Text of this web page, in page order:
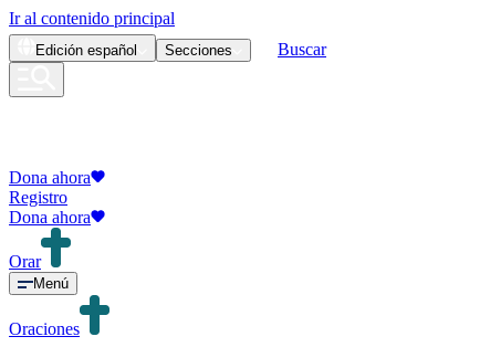
Ir al contenido principal
Edición español Secciones Buscar
Dona ahora
Registro
Dona ahora
Orar
Menú
Oraciones